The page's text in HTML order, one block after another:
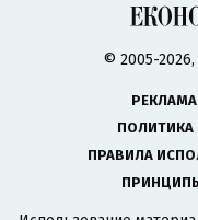
© 2005-
ПРАВИЛА